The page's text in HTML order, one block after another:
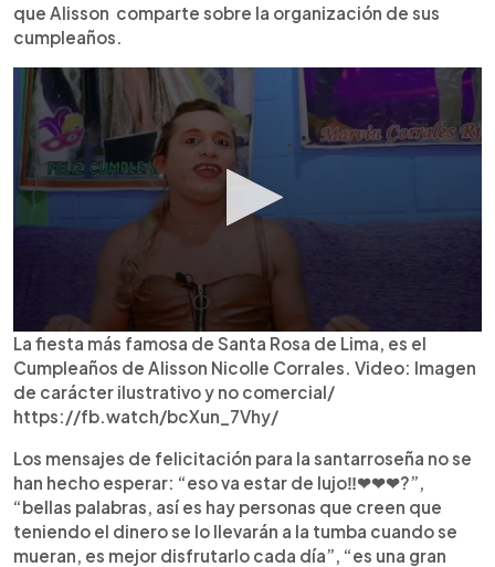
que Alisson comparte sobre la organización de sus
cumpleaños.
La fiesta más famosa de Santa Rosa de Lima, es el
Cumpleaños de Alisson Nicolle Corrales. Video: Imagen
de carácter ilustrativo y no comercial/
https://fb.watch/bcXun_7Vhy/
Los mensajes de felicitación para la santarroseña no se
han hecho esperar: “eso va estar de lujo‼️❤❤❤?”,
“bellas palabras, así es hay personas que creen que
teniendo el dinero se lo llevarán a la tumba cuando se
mueran, es mejor disfrutarlo cada día”, “es una gran